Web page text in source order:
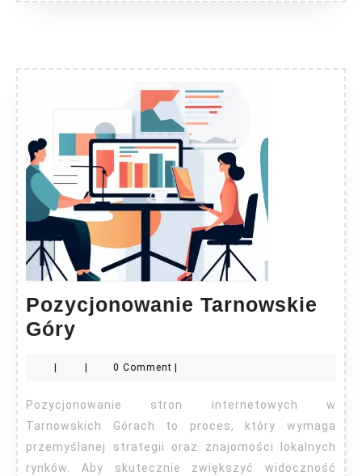
Pozycjonowanie Tarnowskie
Góry
Góry0 Comment
Pozycjonowanie stron internetowych w
Tarnowskich Górach to proces, który wymaga
przemyślanej strategii oraz znajomości lokalnych
rynków. Aby skutecznie zwiększyć widoczność